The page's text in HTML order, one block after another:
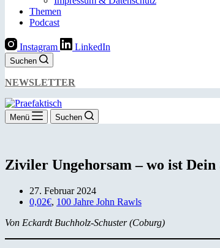
Themen
Podcast
Instagram LinkedIn
Suchen
NEWSLETTER
Menü Suchen
Ziviler Ungehorsam – wo ist
27. Februar 2024
0,02€, 100 Jahre John Rawls
Von Eckardt Buchholz-Schuster (Coburg)